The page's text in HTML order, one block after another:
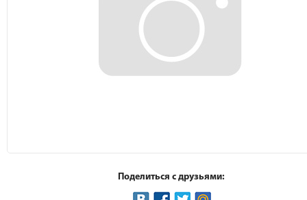
Поделиться с друзьями: